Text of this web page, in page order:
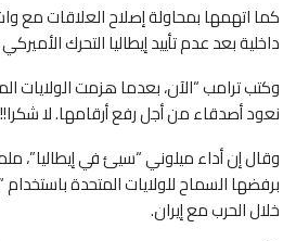
كما اتهمها بمحاولة إصلاح العلاقات مع
داخلية بعد عدم تأييد إيطاليا التحرك
وكتب ترامب “الآن، بعدما هزمت الولايات
نعود أصدقاء من أجل رفع أرقامها. لا
وقال إن أداء ميلوني “سيئ في إيطاليا”،
برفضها السماح للولايات المتحدة باستخدام
خلال الحرب مع إيران.